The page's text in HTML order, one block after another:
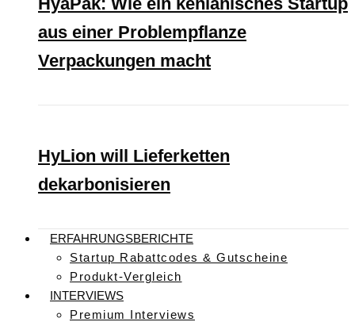
aus einer Problempflanze
Verpackungen macht
HyLion will Lieferketten
dekarbonisieren
ERFAHRUNGSBERICHTE
Startup Rabattcodes & Gutscheine
Produkt-Vergleich
INTERVIEWS
Premium Interviews